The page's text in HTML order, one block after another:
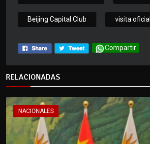
Beijing Capital Club visita oficial
Compartir
RELACIONADAS
NACIONALES